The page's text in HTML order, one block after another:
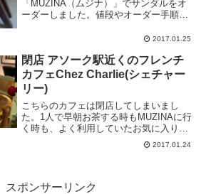
「MUZINA（ムジナ）」でサンダルをオ
ーダーしました。値段やオーダー手順、
2017.01.25
閉店 アソーク駅近くのフレンチ
カフェChez Charlie(シェチャー
リー)
こちらのカフェは閉店してしまいまし
た。1人で早朝お茶する時もMUZINAに行
く時も、よく利用していたお気に入りカ
フェだったので残念です。。。以下は閉
店前の情報です。＊掲載： 2017/01/24＊
2017.01.24
スポンサーリンク